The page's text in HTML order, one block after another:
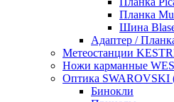
Планка
Шина
Адаптер /
Метеостанции
Ножи карманные
Оптика SWAROVSKI
Бинокли